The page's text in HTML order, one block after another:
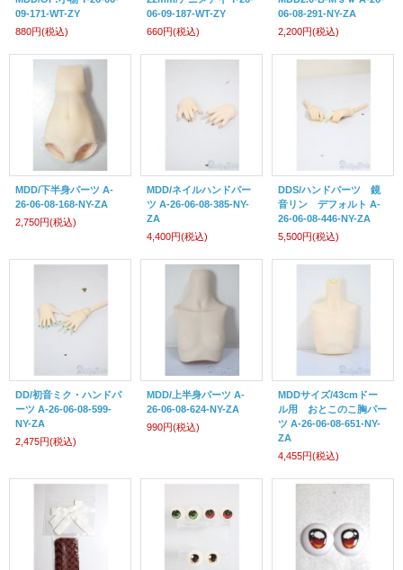
09-171-WT-ZY
880円(税込)
06-09-187-WT-ZY
660円(税込)
06-08-291-NY-ZA
2,200円(税込)
MDD/下半身パーツ A-
26-06-08-168-NY-ZA
2,750円(税込)
MDD/ネイルハンドパー
ツ A-26-06-08-385-NY-
ZA
4,400円(税込)
DDS/ハンドパーツ 鏡
音リン デフォルト A-
26-06-08-446-NY-ZA
5,500円(税込)
DD/初音ミク・ハンドパ
ーツ A-26-06-08-599-
NY-ZA
2,475円(税込)
MDD/上半身パーツ A-
26-06-08-624-NY-ZA
990円(税込)
MDDサイズ/43cmドー
ル用 おとこのこ胸パー
ツ A-26-06-08-651-NY-
ZA
4,455円(税込)